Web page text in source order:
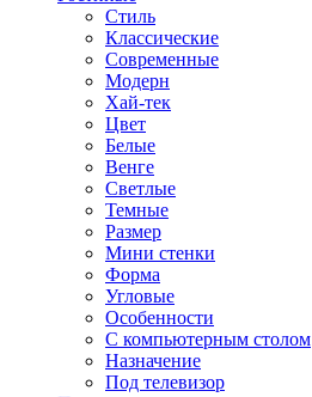
Стиль
Классические
Современные
Модерн
Хай-тек
Цвет
Белые
Венге
Светлые
Темные
Размер
Мини стенки
Форма
Угловые
Особенности
С компьютерным столом
Назначение
Под телевизор